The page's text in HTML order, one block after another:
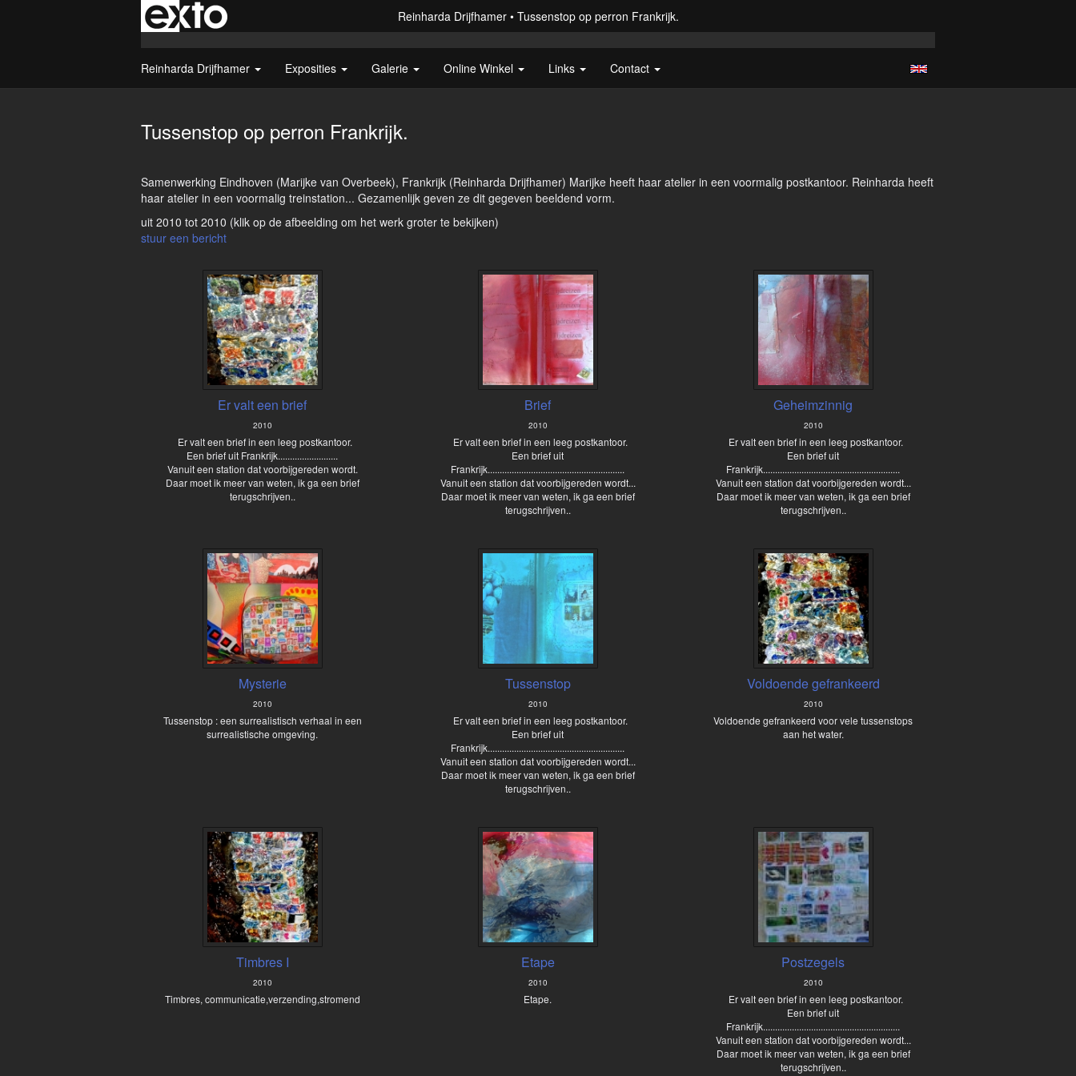
Reinharda Drijfhamer Tussenstop op perron Frankrijk.
Reinharda Drijfhamer Exposities Galerie Online Winkel Links Contact
Tussenstop op perron Frankrijk.
Samenwerking Eindhoven (Marijke van Overbeek), Frankrijk (Reinharda Drijfhamer) Marijke heeft haar atelier in een voormalig postkantoor. Reinharda heeft
haar atelier in een voormalig treinstation... Gezamenlijk geven ze dit gegeven beeldend vorm.
uit 2010 tot 2010 (klik op de afbeelding om het werk groter te bekijken)
stuur een bericht
Er valt een brief
2010
Er valt een brief in een leeg postkantoor.
Een brief uit Frankrijk.........................
Vanuit een station dat voorbijgereden wordt.
Daar moet ik meer van weten, ik ga een brief
terugschrijven..
Brief
2010
Er valt een brief in een leeg postkantoor.
Een brief uit
Frankrijk.........................................................
Vanuit een station dat voorbijgereden wordt...
Daar moet ik meer van weten, ik ga een brief
terugschrijven..
Geheimzinnig
2010
Er valt een brief in een leeg postkantoor.
Een brief uit
Frankrijk.........................................................
Vanuit een station dat voorbijgereden wordt...
Daar moet ik meer van weten, ik ga een brief
terugschrijven..
Mysterie
2010
Tussenstop : een surrealistisch verhaal in een
surrealistische omgeving.
Tussenstop
2010
Er valt een brief in een leeg postkantoor.
Een brief uit
Frankrijk.........................................................
Vanuit een station dat voorbijgereden wordt...
Daar moet ik meer van weten, ik ga een brief
terugschrijven..
Voldoende gefrankeerd
2010
Voldoende gefrankeerd voor vele tussenstops
aan het water.
Timbres I
2010
Timbres, communicatie,verzending,stromend
Etape
2010
Etape.
Postzegels
2010
Er valt een brief in een leeg postkantoor.
Een brief uit
Frankrijk.........................................................
Vanuit een station dat voorbijgereden wordt...
Daar moet ik meer van weten, ik ga een brief
terugschrijven..